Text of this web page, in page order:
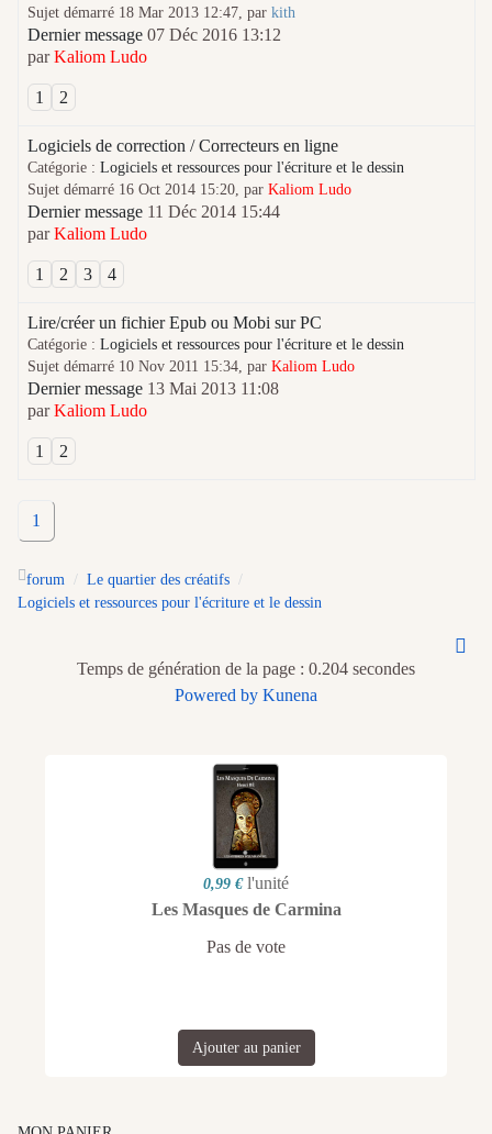
Sujet démarré 18 Mar 2013 12:47, par kith
Dernier message 07 Déc 2016 13:12
parKaliom Ludo
1 2
Logiciels de correction / Correcteurs en ligne
Catégorie : Logiciels et ressources pour l'écriture et le dessin
Sujet démarré 16 Oct 2014 15:20, par Kaliom Ludo
Dernier message 11 Déc 2014 15:44
parKaliom Ludo
1 2 3 4
Lire/créer un fichier Epub ou Mobi sur PC
Catégorie : Logiciels et ressources pour l'écriture et le dessin
Sujet démarré 10 Nov 2011 15:34, par Kaliom Ludo
Dernier message 13 Mai 2013 11:08
parKaliom Ludo
1 2
1
forum
Le quartier des créatifs
Logiciels et ressources pour l'écriture et le dessin
Temps de génération de la page : 0.204 secondes
Powered by Kunena
0,99 € l'unité
Les Masques de Carmina
Pas de vote
Ajouter au panier